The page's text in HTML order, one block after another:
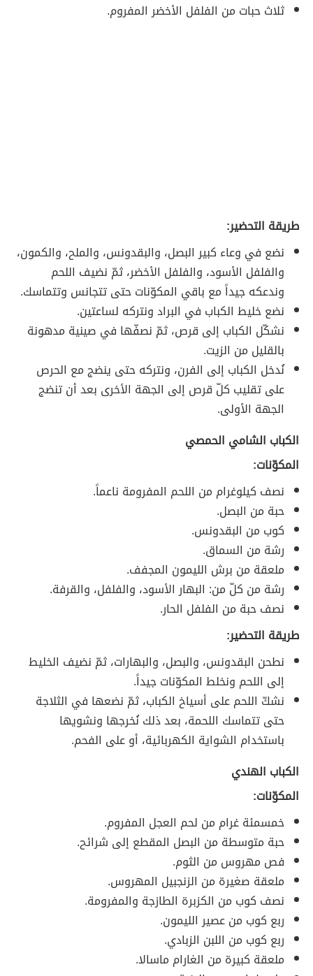
ثلاث حبات من الفلفل الأخضر المفروم.
طريقة التحضير:
نضع في وعاء كبير البصل، والبقدونس، والملح، والكمون،
والفلفل الأسود، والفلفل الأخضر، ثمّ نضيف اللحم
وندعكه جيداً مع باقي المكوّنات حتى تتجانس وتتماسك.
نضع خليط الكباب في البراد ونتركه لساعتين.
نشكّل الكباب إلى قرص، ثمّ نصفّها في صينية مدهونة
بالقليل من الزيت.
نُدخل الكباب إلى الفرن، ونتركه حتى ينضج مع الحرص
على تقليب كلّ قرص إلى الجهة الأخرى بعد أن تنضج
الجهة الأولى.
الكباب الشامي الحمصي
المكوّنات:
نصف كيلوغرام من اللحم المفرومة ناعماً.
حبة من البصل.
كوب من البقدونس.
رشة من السماق.
ملعقة من برش الليمون المجفف.
رشة من كلّ من: البهار الأسود، والفلفل، والقرفة.
نصف حبة من الفلفل الحار.
طريقة التحضير:
نطحن البقدونس، والبصل، والبهارات، ثمّ نضيف الخليط
إلى اللحم ونخلط المكوّنات جيداً.
نشكّ اللحم على أسياخ الكباب، ثمّ نضعها في الثلاجة
حتى تتماسك اللحمة، بعد ذلك نُخرجها ونشويها
باستخدام الشواية الكهربائية، أو على الفحم.
الكباب الهندي
المكوّنات:
خمسمئة غرام من لحم العجل المفروم.
حبة متوسطة من البصل المقطع إلى شرائح.
فص مهروس من الثوم.
ملعقة صغيرة من الزنجبيل المهروس.
نصف كوب من الكزبرة الطازجة والمفرومة.
ربع كوب من عصير الليمون.
ربع كوب من اللبن الزبادي.
ملعقة كبيرة من الغارام ماسالا.